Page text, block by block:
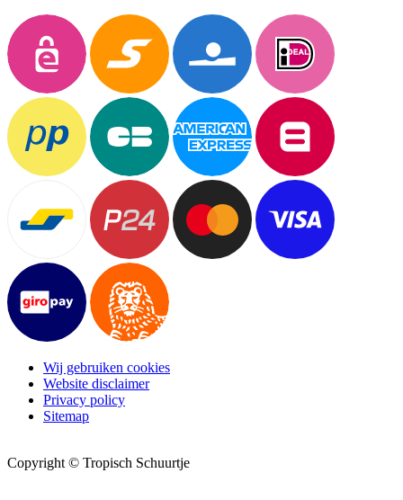
Wij gebruiken cookies
Website disclaimer
Privacy policy
Sitemap
Copyright © Tropisch Schuurtje